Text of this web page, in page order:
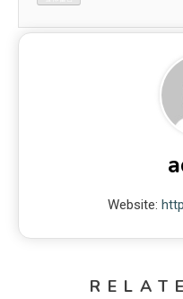
Website: